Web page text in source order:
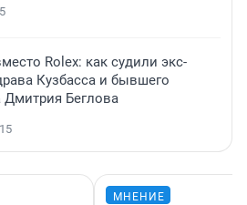
5
Rolex: как судили экс-
Кузбасса и бывшего
Беглова
15
МНЕНИЕ